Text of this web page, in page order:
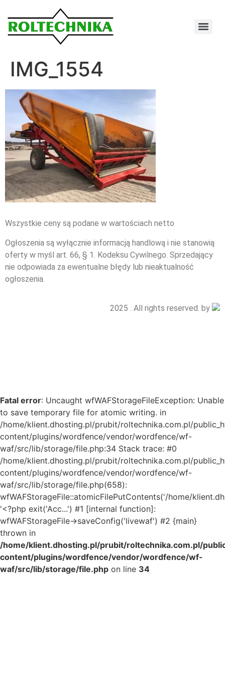
IMG_1554
Wszystkie ceny są podane w wartościach netto
Ogłoszenia są wyłącznie informacją handlową i nie stanowią
oferty w myśl art. 66, § 1. Kodeksu Cywilnego. Sprzedający
nie odpowiada za ewentualne błędy lub nieaktualność
ogłoszenia.
2025 . All rights reserved. by
Fatal error: Uncaught wfWAFStorageFileException: Unable
to save temporary file for atomic writing. in
/home/klient.dhosting.pl/prubit/roltechnika.com.pl/
content/plugins/wordfence/vendor/wordfence/wf-
waf/src/lib/storage/file.php:34 Stack trace: #0
/home/klient.dhosting.pl/prubit/roltechnika.com.pl/
content/plugins/wordfence/vendor/wordfence/wf-
waf/src/lib/storage/file.php(658):
wfWAFStorageFile::atomicFilePutContents('/home/
'<?php exit('Acc...') #1 [internal function]:
wfWAFStorageFile->saveConfig('livewaf') #2 {main}
thrown in
/home/klient.dhosting.pl/prubit/roltechnika.com.pl/
content/plugins/wordfence/vendor/wordfence/wf-
waf/src/lib/storage/file.php on line 34